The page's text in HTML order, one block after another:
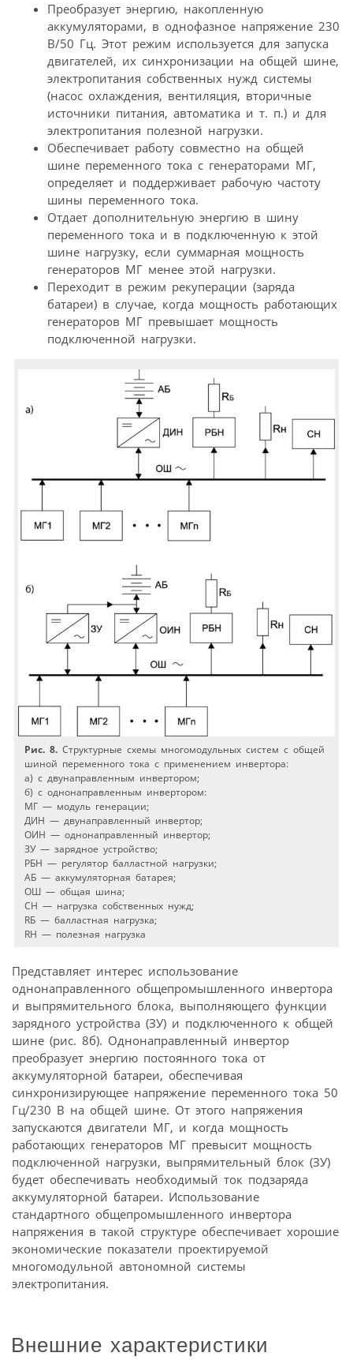
Преобразует энергию, накопленную
аккумуляторами, в однофазное напряжение 230
В/50 Гц. Этот режим используется для запуска
двигателей, их синхронизации на общей шине,
электропитания собственных нужд системы
(насос охлаждения, вентиляция, вторичные
источники питания, автоматика и т. п.) и для
электропитания полезной нагрузки.
Обеспечивает работу совместно на общей
шине переменного тока с генераторами МГ,
определяет и поддерживает рабочую частоту
шины переменного тока.
Отдает дополнительную энергию в шину
переменного тока и в подключенную к этой
шине нагрузку, если суммарная мощность
генераторов МГ менее этой нагрузки.
Переходит в режим рекуперации (заряда
батареи) в случае, когда мощность работающих
генераторов МГ превышает мощность
подключенной нагрузки.
Рис. 8. Структурные схемы многомодульных систем с общей
шиной переменного тока с применением инвертора:
а) с двунаправленным инвертором;
б) с однонаправленным инвертором:
МГ — модуль генерации;
ДИН — двунаправленный инвертор;
ОИН — однонаправленный инвертор;
ЗУ — зарядное устройство;
РБН — регулятор балластной нагрузки;
АБ — аккумуляторная батарея;
ОШ — общая шина;
СН — нагрузка собственных нужд;
RБ — балластная нагрузка;
RН — полезная нагрузка
Представляет интерес использование
однонаправленного общепромышленного инвертора
и выпрямительного блока, выполняющего функции
зарядного устройства (ЗУ) и подключенного к общей
шине (рис. 8б). Однонаправленный инвертор
преобразует энергию постоянного тока от
аккумуляторной батареи, обеспечивая
синхронизирующее напряжение переменного тока 50
Гц/230 В на общей шине. От этого напряжения
запускаются двигатели МГ, и когда мощность
работающих генераторов МГ превысит мощность
подключенной нагрузки, выпрямительный блок (ЗУ)
будет обеспечивать необходимый ток подзаряда
аккумуляторной батареи. Использование
стандартного общепромышленного инвертора
напряжения в такой структуре обеспечивает хорошие
экономические показатели проектируемой
многомодульной автономной системы
электропитания.
Внешние характеристики